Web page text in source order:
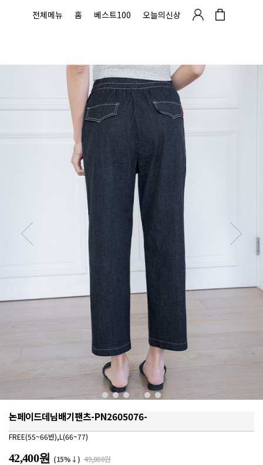
전체메뉴 홈 베스트100 오늘의신상
논페이드데님배기팬츠-PN2605076-
FREE(55~66반),L(66~77)
42,400원 (15%↓) 49,800원